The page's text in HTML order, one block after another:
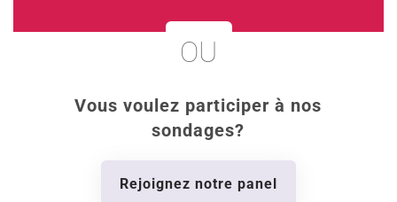
Vous voulez participer à nos
sondages?
Rejoignez notre panel
OU